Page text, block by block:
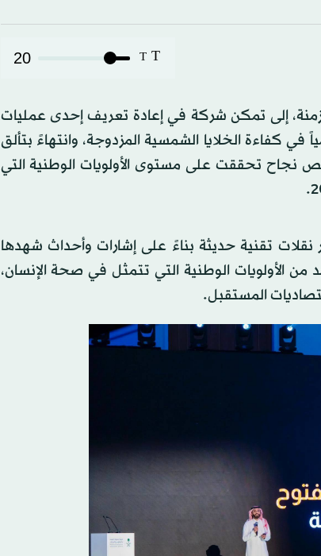
T
T
20
إلى تمكن شركة في إعادة تعريف إحدى عمليات
كفاءة الخلايا الشمسية المزدوجة، وانتهاءً بتألق
تحققت على مستوى الأولويات الوطنية التي
تقنية حديثة بناءً على إشارات وأحداث شهدها
الأولويات الوطنية التي تتمثل في صحة الإنسان،
المستقبل.